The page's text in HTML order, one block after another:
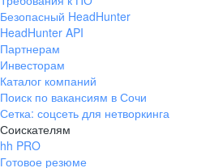
Безопасный HeadHunter
HeadHunter API
Партнерам
Инвесторам
Каталог компаний
Поиск по вакансиям в Сочи
Сетка: соцсеть для нетворкинга
Соискателям
hh PRO
Готовое резюме